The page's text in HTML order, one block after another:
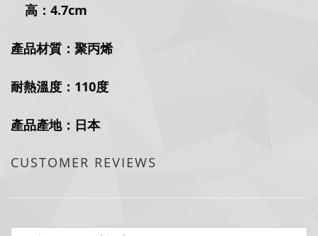
高：4.7cm
產品材質：聚丙烯
耐熱溫度：110度
產品產地：日本
CUSTOMER REVIEWS